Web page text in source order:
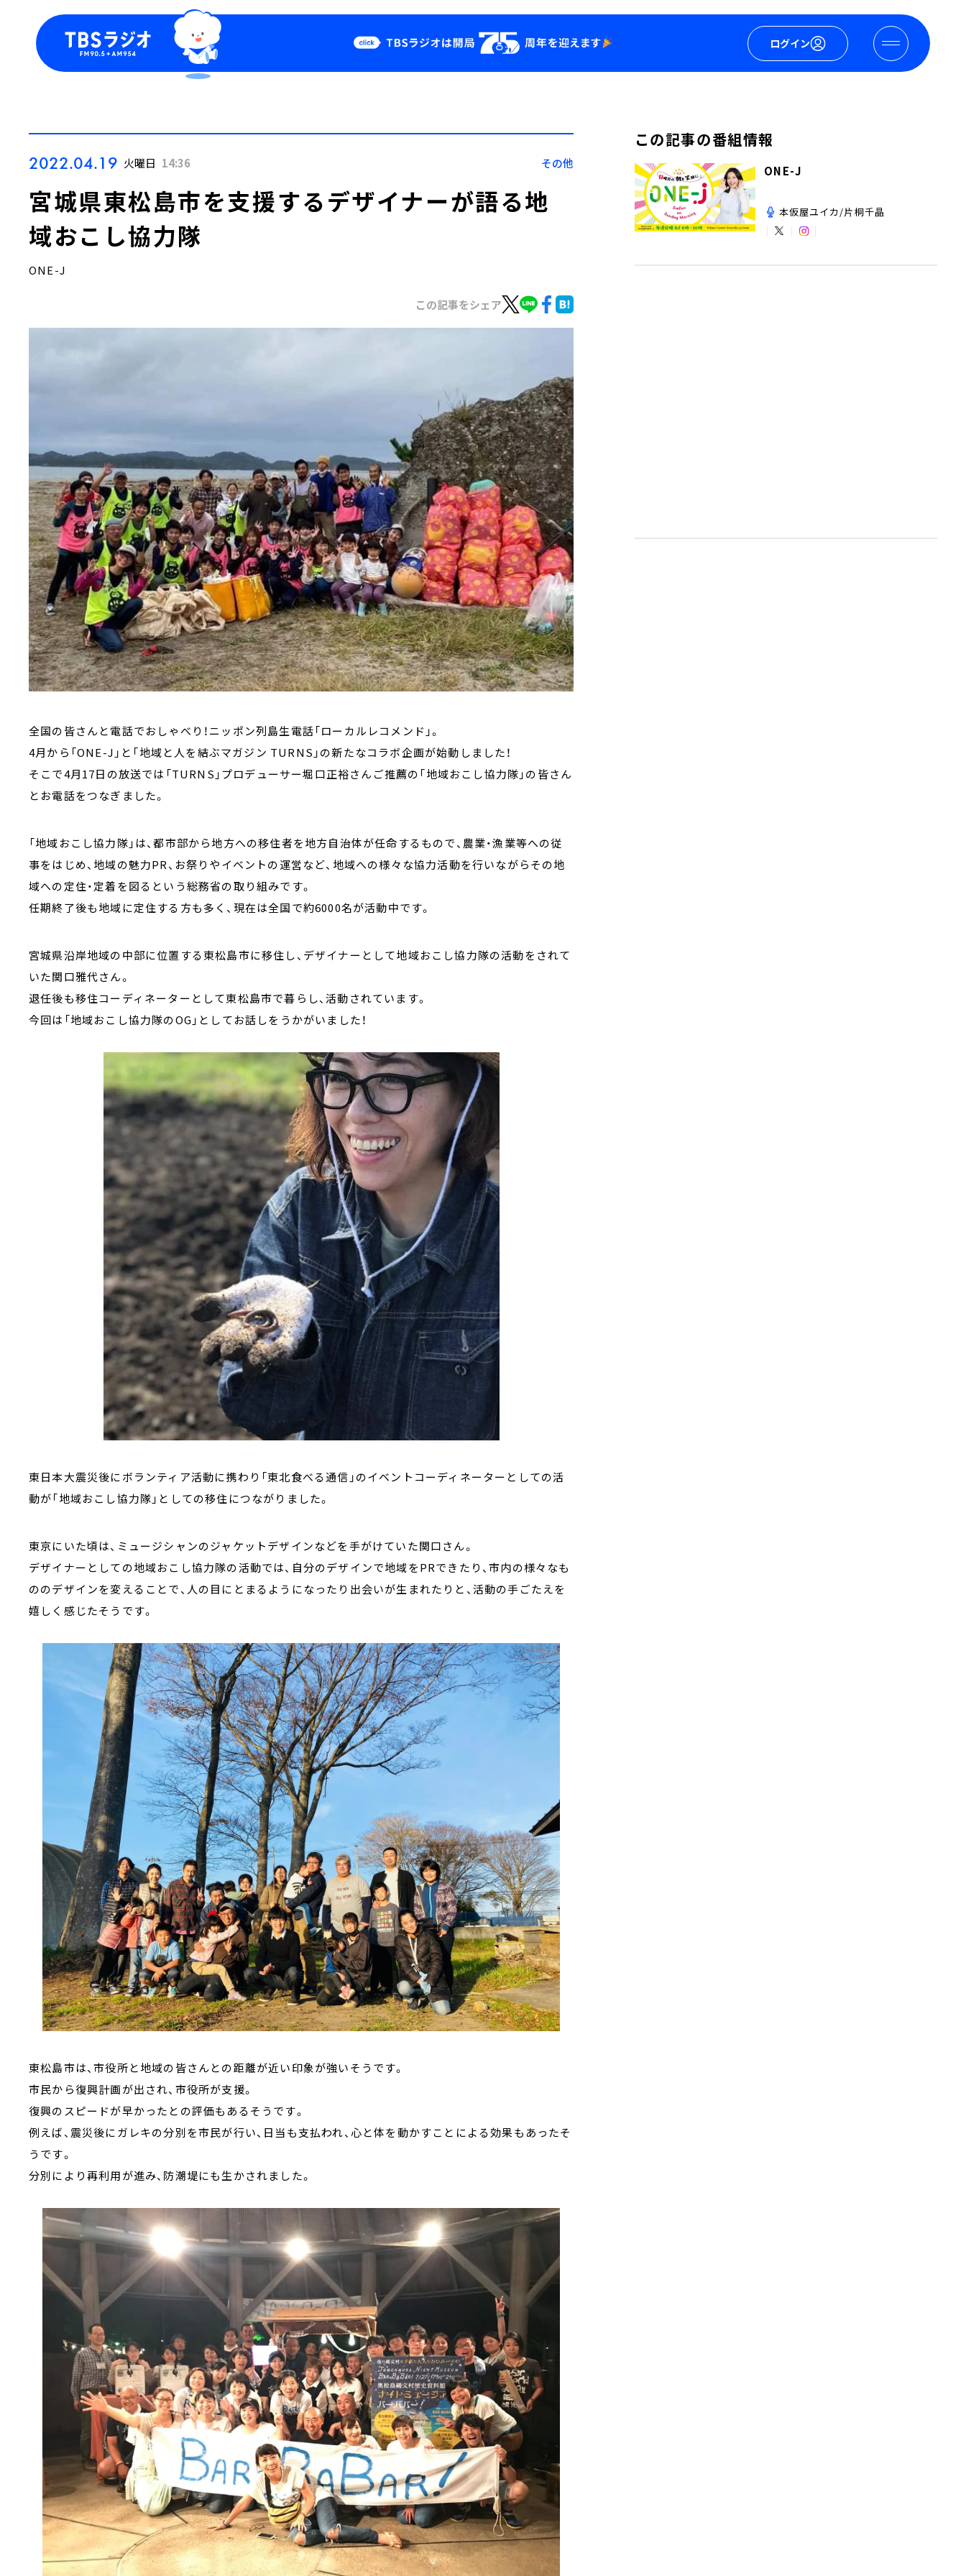
ログイン
Podcast
YouTube
2022.04.19 火曜日 14:36 その他
宮城県東松島市を支援するデザイナーが語る地
域おこし協力隊
ONE-J
この記事をシェア
全国の皆さんと電話でおしゃべり！ニッポン列島生電話「ローカルレコメンド」。
4月から「ONE-J」と「地域と人を結ぶマガジン TURNS」の新たなコラボ企画が始動しました！
そこで4月17日の放送では「TURNS」プロデューサー堀口正裕さんご推薦の「地域おこし協力隊」の皆さん
とお電話をつなぎました。
「地域おこし協力隊」は、都市部から地方への移住者を地方自治体が任命するもので、農業・漁業等への従
事をはじめ、地域の魅力PR、お祭りやイベントの運営など、地域への様々な協力活動を行いながらその地
域への定住・定着を図るという総務省の取り組みです。
任期終了後も地域に定住する方も多く、現在は全国で約6000名が活動中です。
宮城県沿岸地域の中部に位置する東松島市に移住し、デザイナーとして地域おこし協力隊の活動をされて
いた関口雅代さん。
退任後も移住コーディネーターとして東松島市で暮らし、活動されています。
今回は「地域おこし協力隊のOG」としてお話しをうかがいました！
東日本大震災後にボランティア活動に携わり「東北食べる通信」のイベントコーディネーターとしての活
動が「地域おこし協力隊」としての移住につながりました。
東京にいた頃は、ミュージシャンのジャケットデザインなどを手がけていた関口さん。
デザイナーとしての地域おこし協力隊の活動では、自分のデザインで地域をPRできたり、市内の様々なも
ののデザインを変えることで、人の目にとまるようになったり出会いが生まれたりと、活動の手ごたえを
嬉しく感じたそうです。
東松島市は、市役所と地域の皆さんとの距離が近い印象が強いそうです。
市民から復興計画が出され、市役所が支援。
復興のスピードが早かったとの評価もあるそうです。
例えば、震災後にガレキの分別を市民が行い、日当も支払われ、心と体を動かすことによる効果もあったそ
うです。
分別により再利用が進み、防潮堤にも生かされました。
この記事の番組情報
ONE-J
本仮屋ユイカ/片桐千晶